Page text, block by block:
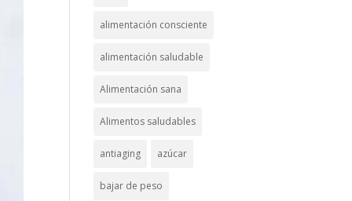
alimentación consciente
alimentación saludable
Alimentación sana
Alimentos saludables
antiaging azúcar
bajar de peso